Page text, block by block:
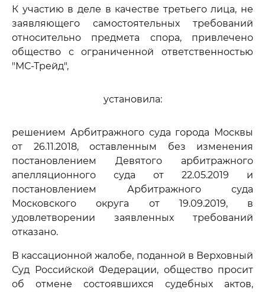
К участию в деле в качестве третьего лица, не
заявляющего самостоятельных требований
относительно предмета спора, привлечено
общество с ограниченной ответственностью
"МС-Трейд",
установила:
решением Арбитражного суда города Москвы
от 26.11.2018, оставленным без изменения
постановлением Девятого арбитражного
апелляционного суда от 22.05.2019 и
постановлением Арбитражного суда
Московского округа от 19.09.2019, в
удовлетворении заявленных требований
отказано.
В кассационной жалобе, поданной в Верховный
Суд Российской Федерации, общество просит
об отмене состоявшихся судебных актов,